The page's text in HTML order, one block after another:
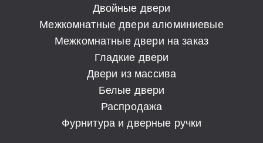
Двойные двери
Межкомнатные двери алюминиевые
Межкомнатные двери на заказ
Гладкие двери
Двери из массива
Белые двери
Распродажа
Фурнитура и дверные ручки